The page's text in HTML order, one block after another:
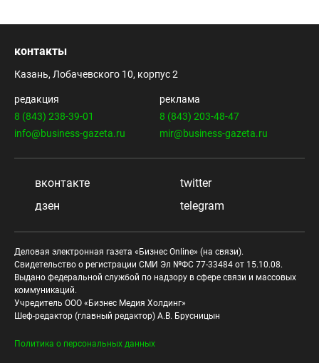
контакты
Казань, Лобачевского 10, корпус 2
редакция
8 (843) 238-39-01
info@business-gazeta.ru
реклама
8 (843) 203-48-47
mir@business-gazeta.ru
вконтакте
twitter
дзен
telegram
Деловая электронная газета «Бизнес Online» (на связи).
Свидетельство о регистрации СМИ Эл №ФС 77-33484 от 15.10.08.
Выдано федеральной службой по надзору в сфере связи и массовых
коммуникаций.
Учредитель ООО «Бизнес Медия Холдинг»
Шеф-редактор (главный редактор) А.В. Брусницын
Политика о персональных данных